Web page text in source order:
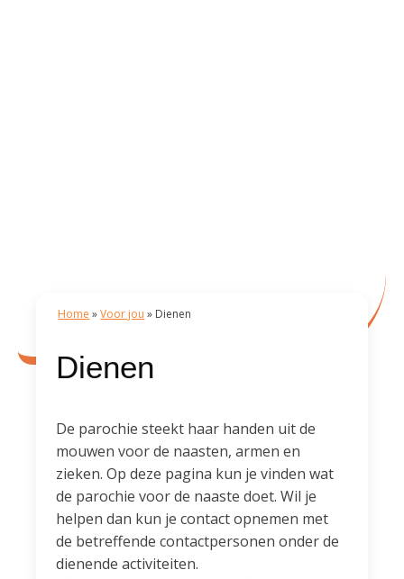
Dienen
Home »Voor jou » Dienen
De parochie steekt haar handen uit de
mouwen voor de naasten, armen en
zieken. Op deze pagina kun je vinden wat
de parochie voor de naaste doet. Wil je
helpen dan kun je contact opnemen met
de betreffende contactpersonen onder de
dienende activiteiten.